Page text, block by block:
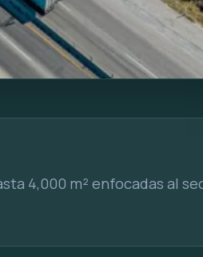
4,000 m² enfocadas al